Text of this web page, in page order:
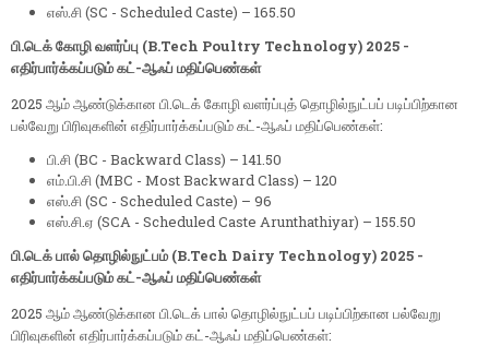
எஸ்.சி (SC - Scheduled Caste) – 165.50
பி.டெக் கோழி வளர்ப்பு (B.Tech Poultry Technology) 2025 -
எதிர்பார்க்கப்படும் கட்-ஆஃப் மதிப்பெண்கள்
2025 ஆம் ஆண்டுக்கான பி.டெக் கோழி வளர்ப்புத் தொழில்நுட்பப் படிப்பிற்கான
பல்வேறு பிரிவுகளின் எதிர்பார்க்கப்படும் கட்-ஆஃப் மதிப்பெண்கள்:
பி.சி (BC - Backward Class) – 141.50
எம்.பி.சி (MBC - Most Backward Class) – 120
எஸ்.சி (SC - Scheduled Caste) – 96
எஸ்.சி.ஏ (SCA - Scheduled Caste Arunthathiyar) – 155.50
பி.டெக் பால் தொழில்நுட்பம் (B.Tech Dairy Technology) 2025 -
எதிர்பார்க்கப்படும் கட்-ஆஃப் மதிப்பெண்கள்
2025 ஆம் ஆண்டுக்கான பி.டெக் பால் தொழில்நுட்பப் படிப்பிற்கான பல்வேறு
பிரிவுகளின் எதிர்பார்க்கப்படும் கட்-ஆஃப் மதிப்பெண்கள்: